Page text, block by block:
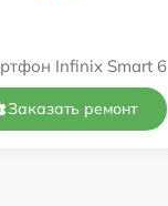
Infinix Smart 6
Заказать ремонт